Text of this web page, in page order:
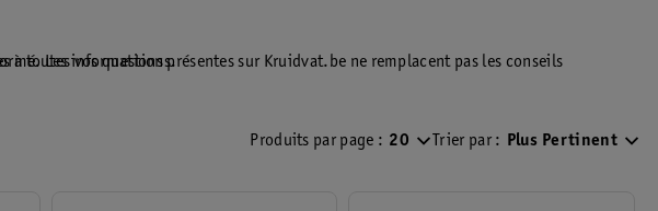
Les informations présentes sur Kruidvat.be ne remplacent pas les conseils
798 000 (tarif local).
à toutes vos questions.
Produits par page : 20 Trier par : Plus Pertinent